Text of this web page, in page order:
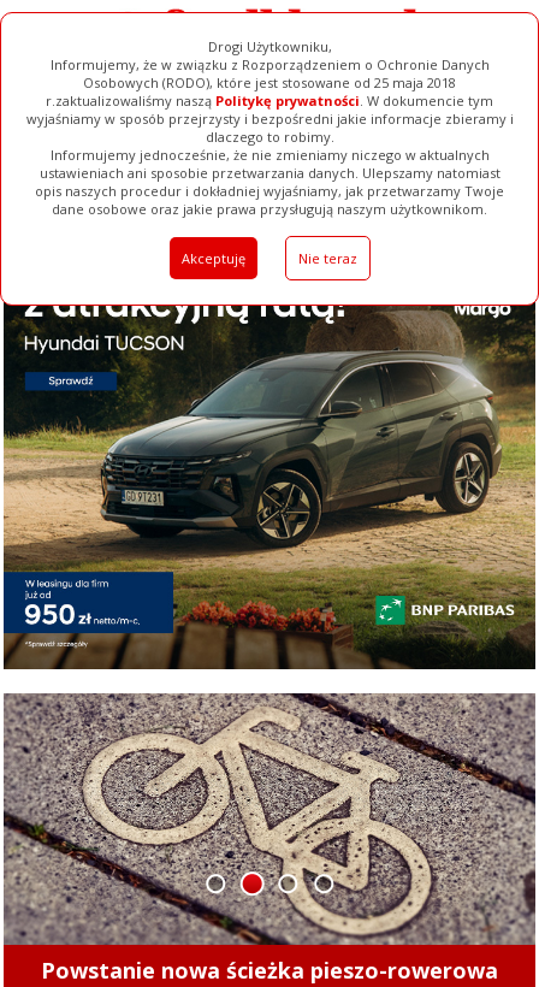
Drogi Użytkowniku,
Informujemy, że w związku z Rozporządzeniem o Ochronie Danych
Osobowych (RODO), które jest stosowane od 25 maja 2018
r.zaktualizowaliśmy naszą Politykę prywatności. W dokumencie tym
wyjaśniamy w sposób przejrzysty i bezpośredni jakie informacje zbieramy i
dlaczego to robimy.
Informujemy jednocześnie, że nie zmieniamy niczego w aktualnych
ustawieniach ani sposobie przetwarzania danych. Ulepszamy natomiast
opis naszych procedur i dokładniej wyjaśniamy, jak przetwarzamy Twoje
dane osobowe oraz jakie prawa przysługują naszym użytkownikom.
Akceptuję Nie teraz
Ogłoszenia Filmy Galerie Baza Firm Pełna Wersja
Minęły 4 lata. Sprawdziliśmy, czy kierowcy
1 2 3 4